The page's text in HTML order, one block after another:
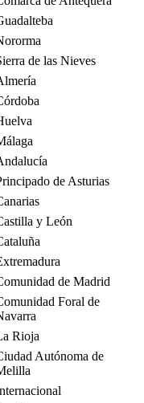
de las Nieves
de Asturias
y León
de Madrid
Foral de
Rioja
Autónoma de